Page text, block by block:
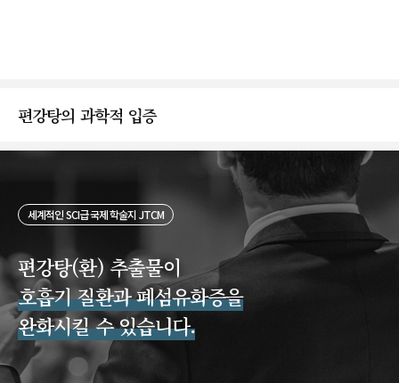
편강탕의 과학적 입증
세계적인 SCI급 국제 학술지 JTCM
편강탕(환) 추출물이
호흡기 질환과 폐섬유화증을
완화시킬 수 있습니다.